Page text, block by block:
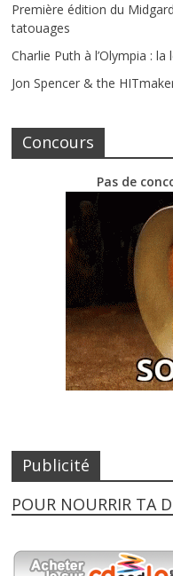
Première édition du
tatouages
Charlie Puth à l’Olympia :
Jon Spencer & the
Concours
Pas de
Publicité
POUR NOURRIR TA